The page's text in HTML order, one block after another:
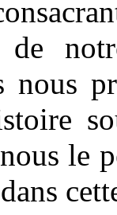
de
nous
le